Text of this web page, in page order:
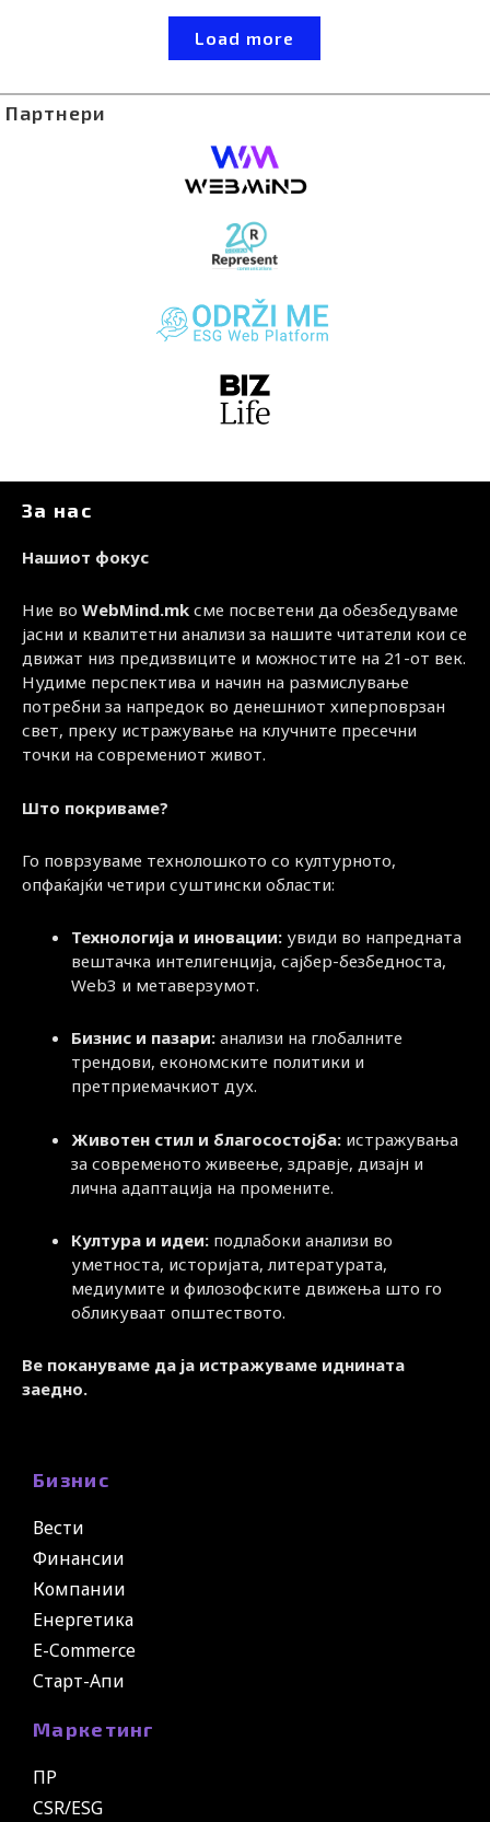
еколошките активности може значително да
придонесе за зачувување на нивното ментално
Load more
Партнери
За нас
Нашиот фокус
Ние во WebMind.mk сме посветени да обезбедуваме
јасни и квалитетни анализи за нашите читатели кои се
движат низ предизвиците и можностите на 21-от век.
Нудиме перспектива и начин на размислување
потребни за напредок во денешниот хиперповрзан
свет, преку истражување на клучните пресечни
точки на современиот живот.
Што покриваме?
Го поврзуваме технолошкото со културното,
опфаќајќи четири суштински области:
Технологија и иновации: увиди во напредната
вештачка интелигенција, сајбер-безбедноста,
Web3 и метаверзумот.
Бизнис и пазари: анализи на глобалните
трендови, економските политики и
претприемачкиот дух.
Животен стил и благосостојба: истражувања
за современото живеење, здравје, дизајн и
лична адаптација на промените.
Култура и идеи: подлабоки анализи во
уметноста, историјата, литературата,
медиумите и филозофските движења што го
обликуваат општеството.
Ве покануваме да ја истражуваме иднината
заедно.
Бизнис
Вести
Финансии
Компании
Енергетика
E-Commerce
Старт-Апи
Маркетинг
ПР
CSR/ESG